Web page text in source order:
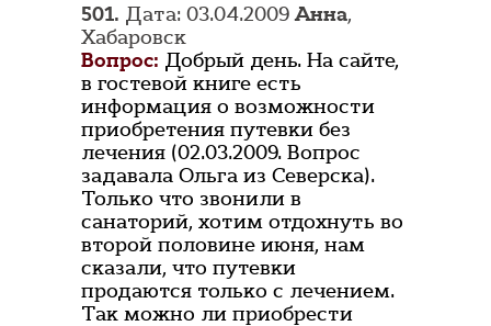
501. Дата: 03.04.2009Анна,
Хабаровск
Вопрос: Добрый день. На сайте,
в гостевой книге есть
информация о возможности
приобретения путевки без
лечения (02.03.2009. Вопрос
задавала Ольга из Северска).
Только что звонили в
санаторий, хотим отдохнуть во
второй половине июня, нам
сказали, что путевки
продаются только с лечением.
Так можно ли приобрести